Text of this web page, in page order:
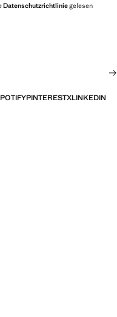
Datenschutzrichtliniegelesen
PINTERESTXLINKEDIN